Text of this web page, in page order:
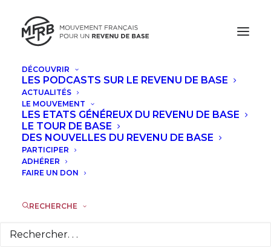
DÉCOUVRIR
LES PODCASTS SUR LE REVENU DE BASE
ACTUALITÉS
LE MOUVEMENT
LES ETATS GÉNÉREUX DU REVENU DE BASE
LE TOUR DE BASE
DES NOUVELLES DU REVENU DE BASE
PARTICIPER
ADHÉRER
FAIRE UN DON
RECHERCHE
Le réseau européen
pour le revenu de
base organise son
université d’été à
Barcelone en
septembre